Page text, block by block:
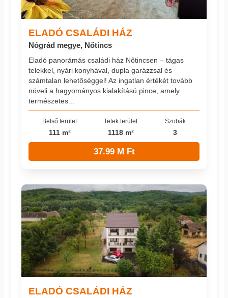
ELADÓ CSALÁDI HÁZ
Nógrád megye, Nőtincs
Eladó panorámás családi ház Nőtincsen – tágas
telekkel, nyári konyhával, dupla garázzsal és
számtalan lehetőséggel! Az ingatlan értékét tovább
növeli a hagyományos kialakítású pince, amely
természetes...
Belső terület
111 m²
Telek terület
1118 m²
Szobák
3
37.99 M Ft
ELADÓ CSALÁDI HÁZ